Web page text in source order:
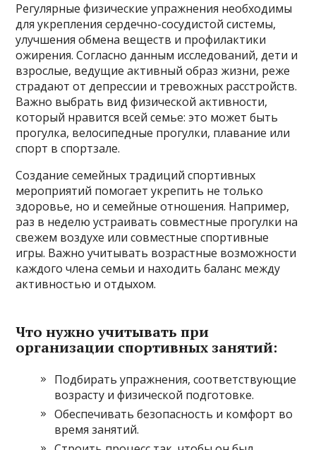
Регулярные физические упражнения необходимы
для укрепления сердечно-сосудистой системы,
улучшения обмена веществ и профилактики
ожирения. Согласно данным исследований, дети и
взрослые, ведущие активный образ жизни, реже
страдают от депрессии и тревожных расстройств.
Важно выбрать вид физической активности,
который нравится всей семье: это может быть
прогулка, велосипедные прогулки, плавание или
спорт в спортзале.
Создание семейных традиций спортивных
мероприятий помогает укрепить не только
здоровье, но и семейные отношения. Например,
раз в неделю устраивать совместные прогулки на
свежем воздухе или совместные спортивные
игры. Важно учитывать возрастные возможности
каждого члена семьи и находить баланс между
активностью и отдыхом.
Что нужно учитывать при
организации спортивных занятий:
Подбирать упражнения, соответствующие
возрасту и физической подготовке.
Обеспечивать безопасность и комфорт во
время занятий.